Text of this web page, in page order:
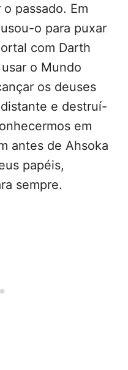
passado. Em
o para puxar
com Darth
o Mundo
os deuses
e destruí-
em
antes de Ahsoka
papéis,
sempre.